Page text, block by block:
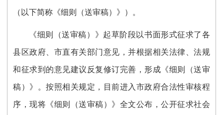
（以下简称《细则（送审稿）》）。
《细则（送审稿）》起草阶段以书面形式征求了各
县区政府、市直有关部门意见，并根据相关法律、法规
和征求到的意见建议反复修订完善，形成《细则（送审
稿）》。按照相关规定，目前进入市政府合法性审核程
序，现将《细则（送审稿）》全文公布，公开征求社会